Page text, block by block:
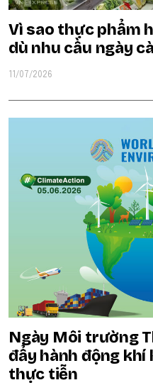
Vì sao thực phẩm
dù nhu cầu ngày
11/07/2026
Ngày Môi trường
đẩy hành động khí
thực tiễn